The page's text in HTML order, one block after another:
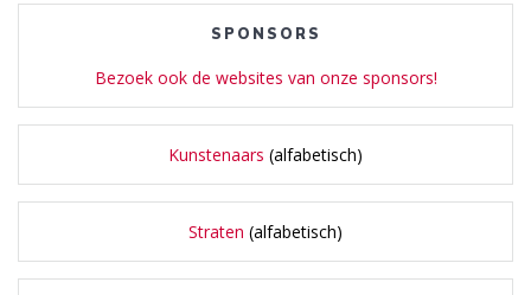
SPONSORS
Bezoek ook de websites van onze sponsors!
Kunstenaars (alfabetisch)
Straten (alfabetisch)